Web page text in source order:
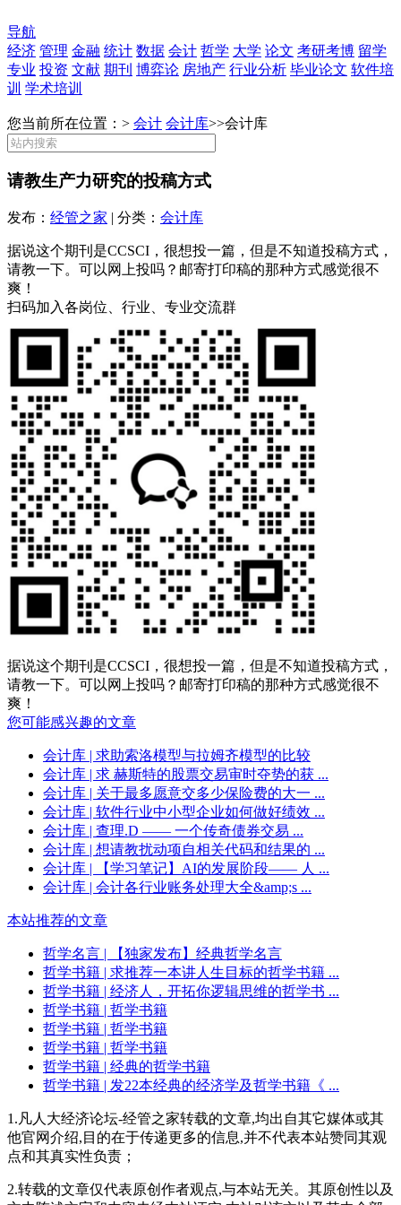
导航
经济 管理 金融 统计 数据 会计 哲学 大学 论文 考研考博 留学
专业 投资 文献 期刊 博弈论 房地产 行业分析 毕业论文 软件培
训 学术培训
您当前所在位置：> 会计 会计库>>会计库
请教生产力研究的投稿方式
发布： 经管之家 | 分类： 会计库
据说这个期刊是CCSCI，很想投一篇，但是不知道投稿方式，
请教一下。可以网上投吗？邮寄打印稿的那种方式感觉很不
爽！
扫码加入各岗位、行业、专业交流群
据说这个期刊是CCSCI，很想投一篇，但是不知道投稿方式，
请教一下。可以网上投吗？邮寄打印稿的那种方式感觉很不
爽！
您可能感兴趣的文章
会计库 | 求助索洛模型与拉姆齐模型的比较
会计库 | 求 赫斯特的股票交易审时夺势的获 ...
会计库 | 关于最多愿意交多少保险费的大一 ...
会计库 | 软件行业中小型企业如何做好绩效 ...
会计库 | 查理.D —— 一个传奇债券交易 ...
会计库 | 想请教扰动项自相关代码和结果的 ...
会计库 | 【学习笔记】AI的发展阶段—— 人 ...
会计库 | 会计各行业账务处理大全&amp;s ...
本站推荐的文章
哲学名言 | 【独家发布】经典哲学名言
哲学书籍 | 求推荐一本讲人生目标的哲学书籍 ...
哲学书籍 | 经济人，开拓你逻辑思维的哲学书 ...
哲学书籍 | 哲学书籍
哲学书籍 | 哲学书籍
哲学书籍 | 哲学书籍
哲学书籍 | 经典的哲学书籍
哲学书籍 | 发22本经典的经济学及哲学书籍《 ...
1.凡人大经济论坛-经管之家转载的文章,均出自其它媒体或其
他官网介绍,目的在于传递更多的信息,并不代表本站赞同其观
点和其真实性负责；
2.转载的文章仅代表原创作者观点,与本站无关。其原创性以及